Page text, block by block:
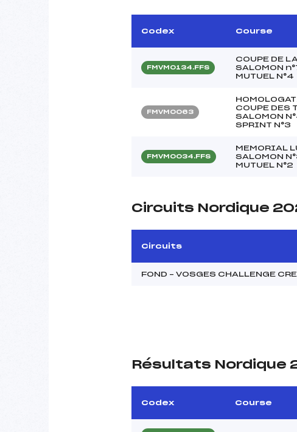
Codex Course
FMVM0134.FFS
COUPE DE
SALOMON
MUTUEL N°4
FMVM0063
COUPE DES
SALOMON
SPRINT N°3
FMVM0034.FFS
MEMORIAL
SALOMON
MUTUEL N°2
Circuits Nordique
Circuits
FOND – VOSGES CHALLENGE
Résultats Nordique
Codex Course